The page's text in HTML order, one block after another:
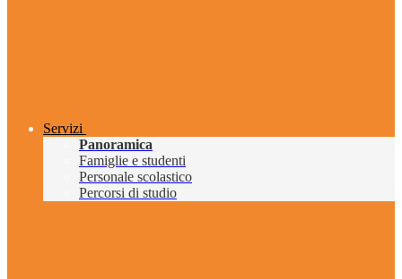
Servizi
Panoramica
Famiglie e studenti
Personale scolastico
Percorsi di studio